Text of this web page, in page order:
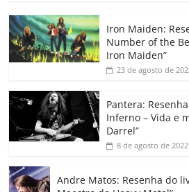
c
e
b
o
o
k
itt
er
at
s
A
p
e
dI
Iron Maiden:
Number of the
Iron Maiden”
23 de agosto de
Pantera:
Inferno – Vida e
Darrel”
8 de agosto de 2022
Andre Matos: Resenha do